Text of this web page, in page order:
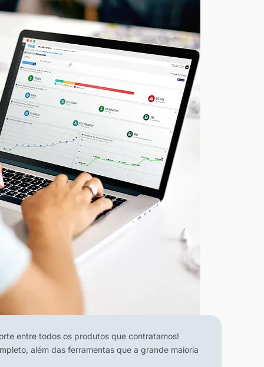
entre todos os produtos que contratamos!
além das ferramentas que a grande maioria